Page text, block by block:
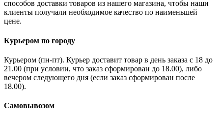
способов доставки товаров из нашего магазина, чтобы наши
клиенты получали необходимое качество по наименьшей
цене.
Курьером по городу
Курьером (пн-пт). Курьер доставит товар в день заказа с 18 до
21.00 (при условии, что заказ сформирован до 18.00), либо
вечером следующего дня (если заказ сформирован после
18.00).
Самовывозом